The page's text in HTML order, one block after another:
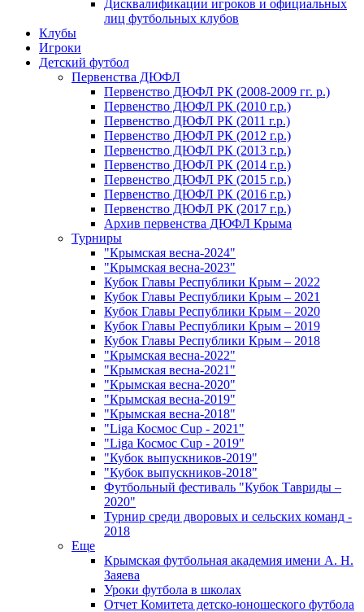
Дисквалификации игроков и официальных
лиц футбольных клубов
Клубы
Игроки
Детский футбол
Первенства ДЮФЛ
Первенство ДЮФЛ РК (2008-2009 гг. р.)
Первенство ДЮФЛ РК (2010 г.р.)
Первенство ДЮФЛ РК (2011 г.р.)
Первенство ДЮФЛ РК (2012 г.р.)
Первенство ДЮФЛ РК (2013 г.р.)
Первенство ДЮФЛ РК (2014 г.р.)
Первенство ДЮФЛ РК (2015 г.р.)
Первенство ДЮФЛ РК (2016 г.р.)
Первенство ДЮФЛ РК (2017 г.р.)
Архив первенства ДЮФЛ Крыма
Турниры
"Крымская весна-2024"
"Крымская весна-2023"
Кубок Главы Республики Крым – 2022
Кубок Главы Республики Крым – 2021
Кубок Главы Республики Крым – 2020
Кубок Главы Республики Крым – 2019
Кубок Главы Республики Крым – 2018
"Крымская весна-2022"
"Крымская весна-2021"
"Крымская весна-2020"
"Крымская весна-2019"
"Крымская весна-2018"
"Liga Космос Cup - 2021"
"Liga Космос Cup - 2019"
"Кубок выпускников-2019"
"Кубок выпускников-2018"
Футбольный фестиваль "Кубок Тавриды –
2020"
Турнир среди дворовых и сельских команд -
2018
Еще
Крымская футбольная академия имени А. Н.
Заяева
Уроки футбола в школах
Отчет Комитета детско-юношеского футбола